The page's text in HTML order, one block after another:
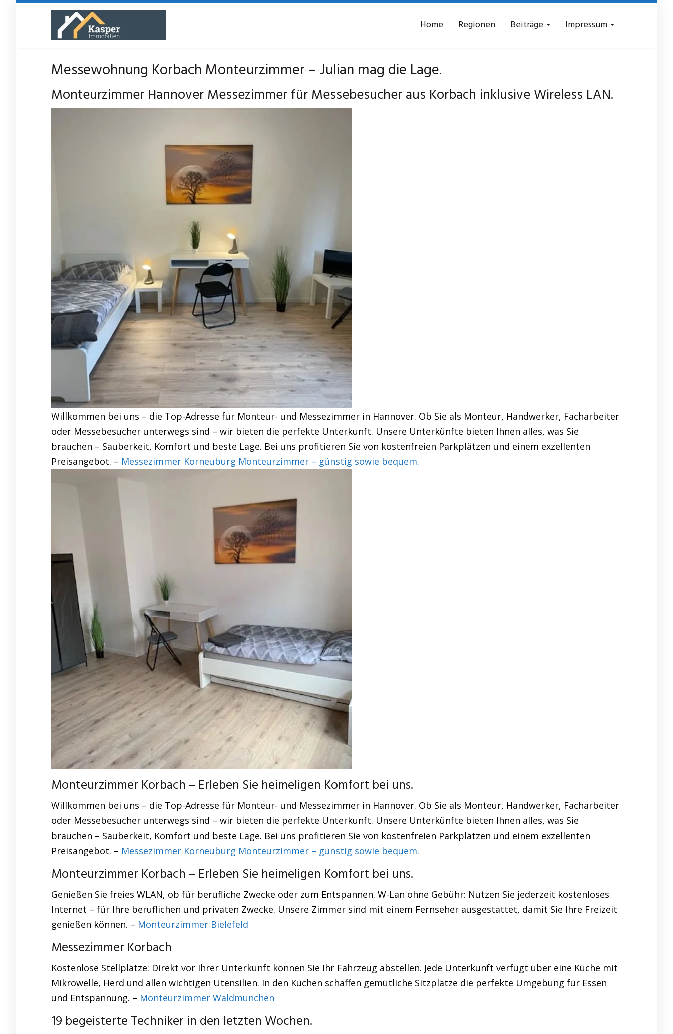
Home Regionen Beiträge Impressum
Messewohnung Korbach Monteurzimmer – Julian mag die Lage.
Monteurzimmer Hannover Messezimmer für Messebesucher aus Korbach inklusive Wireless LAN.
Willkommen bei uns – die Top-Adresse für Monteur- und Messezimmer in Hannover. Ob Sie als Monteur, Handwerker, Facharbeiter
oder Messebesucher unterwegs sind – wir bieten die perfekte Unterkunft. Unsere Unterkünfte bieten Ihnen alles, was Sie
brauchen – Sauberkeit, Komfort und beste Lage. Bei uns profitieren Sie von kostenfreien Parkplätzen und einem exzellenten
Preisangebot. – Messezimmer Korneuburg Monteurzimmer – günstig sowie bequem.
Monteurzimmer Korbach – Erleben Sie heimeligen Komfort bei uns.
Willkommen bei uns – die Top-Adresse für Monteur- und Messezimmer in Hannover. Ob Sie als Monteur, Handwerker, Facharbeiter
oder Messebesucher unterwegs sind – wir bieten die perfekte Unterkunft. Unsere Unterkünfte bieten Ihnen alles, was Sie
brauchen – Sauberkeit, Komfort und beste Lage. Bei uns profitieren Sie von kostenfreien Parkplätzen und einem exzellenten
Preisangebot. – Messezimmer Korneuburg Monteurzimmer – günstig sowie bequem.
Monteurzimmer Korbach – Erleben Sie heimeligen Komfort bei uns.
Genießen Sie freies WLAN, ob für berufliche Zwecke oder zum Entspannen. W-Lan ohne Gebühr: Nutzen Sie jederzeit kostenloses
Internet – für Ihre beruflichen und privaten Zwecke. Unsere Zimmer sind mit einem Fernseher ausgestattet, damit Sie Ihre Freizeit
genießen können. – Monteurzimmer Bielefeld
Messezimmer Korbach
Kostenlose Stellplätze: Direkt vor Ihrer Unterkunft können Sie Ihr Fahrzeug abstellen. Jede Unterkunft verfügt über eine Küche mit
Mikrowelle, Herd und allen wichtigen Utensilien. In den Küchen schaffen gemütliche Sitzplätze die perfekte Umgebung für Essen
und Entspannung. – Monteurzimmer Waldmünchen
19 begeisterte Techniker in den letzten Wochen.